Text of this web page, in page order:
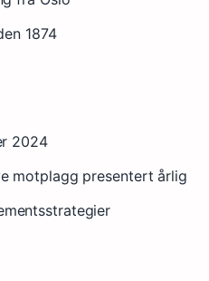
1874
2024
motplagg presentert årlig